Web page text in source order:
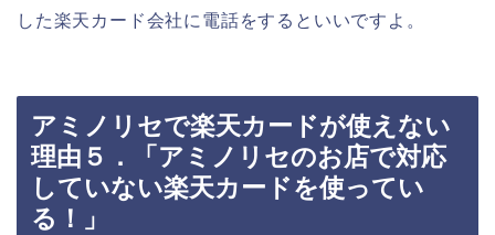
した楽天カード会社に電話をするといいですよ。
アミノリセで楽天カードが使えない
理由５．「アミノリセのお店で対応
していない楽天カードを使ってい
る！」